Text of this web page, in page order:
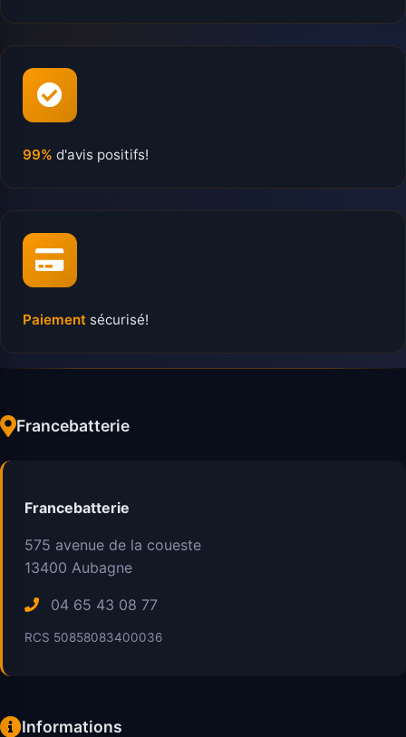
99% d'avis positifs!
Paiement sécurisé!
Francebatterie
Francebatterie
575 avenue de la coueste
13400 Aubagne
04 65 43 08 77
RCS 50858083400036
Informations